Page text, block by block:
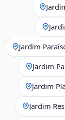
Jardim
Jardim
Jardim
Jardim